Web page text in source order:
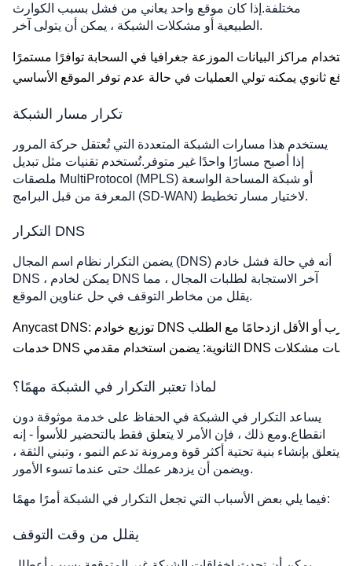
مختلفة.إذا كان موقع واحد يعاني من فشل بسبب الكوارث
الطبيعية أو مشكلات الشبكة ، يمكن أن يتولى آخر.
تكرار مسار الشبكة
يستخدم هذا مسارات الشبكة المتعددة التي تُعتقل حركة المرور
إذا أصبح مسارًا واحدًا غير متوفر.تُستخدم تقنيات مثل تبديل
ملصقات MultiProtocol (MPLS) أو شبكة المساحة الواسعة
المعرفة من قبل البرامج (SD-WAN) لاختيار مسار تخطيط.
التكرار DNS
يضمن التكرار نظام اسم المجال (DNS) أنه في حالة فشل خادم
DNS ، يمكن لخادم DNS آخر الاستجابة لطلبات المجال ، مما
يقلل من مخاطر التوقف في حل عناوين الموقع.
لماذا تعتبر التكرار في الشبكة مهمًا؟
يساعد التكرار في الشبكة في الحفاظ على خدمة موثوقة دون
انقطاع.ومع ذلك ، فإن الأمر لا يتعلق فقط بالتحضير للأسوأ - إنه
يتعلق بإنشاء بنية تحتية أكثر قوة ومرونة تدعم النمو ، وتبني الثقة ،
ويضمن أن يزدهر عملك حتى عندما تسوء الأمور.
فيما يلي بعض الأسباب التي تجعل التكرار في الشبكة أمرًا مهمًا:
يقلل من وقت التوقف